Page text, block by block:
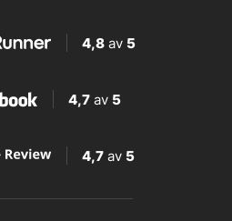
4,8 av 5
4,7 av 5
4,7 av 5